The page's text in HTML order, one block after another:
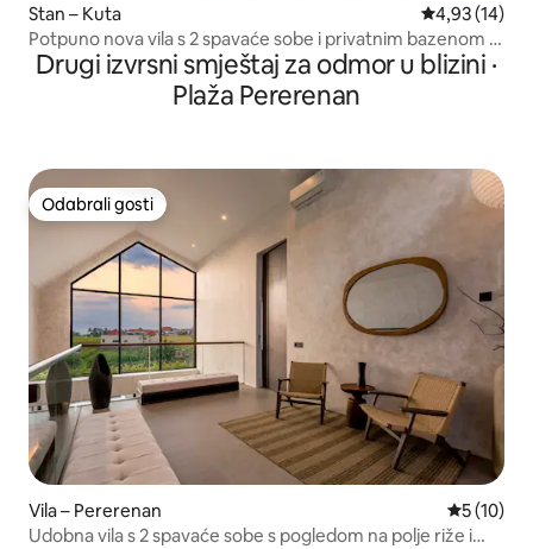
Stan – Kuta Prosječna
4,93 (14)
Potpuno nova vila s 2 spavaće sobe i privatnim bazenom u
Seminyaku
Drugi izvrsni smještaj za odmor u blizini ·
Plaža Pererenan
Odabrali gosti
Odabrali gosti
Vila – Pererenan Prosječna
5 (10)
Udobna vila s 2 spavaće sobe s pogledom na polje riže i